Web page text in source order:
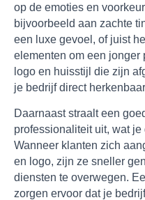
op de emoties en
bijvoorbeeld aan zachte
een luxe gevoel, of juist
elementen om een jonger
logo en huisstijl die zijn
je bedrijf direct
Daarnaast straalt een
professionaliteit uit, wat
Wanneer klanten zich
en logo, zijn ze sneller
diensten te overwegen.
zorgen ervoor dat je